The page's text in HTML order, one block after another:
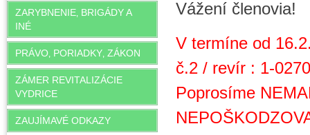
Vážení členovia!
V termíne od
č.2 / revír : 1-
Poprosíme
ZARYBNENIE‚ BRIGÁDY A
INÉ
PRÁVO‚ PORIADKY‚ ZÁKON
ZÁMER REVITALIZÁCIE
VYDRICE
ZAUJÍMAVÉ ODKAZY